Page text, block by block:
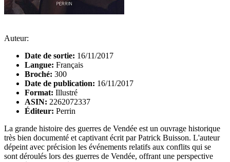
Auteur:
Date de sortie: 16/11/2017
Langue: Français
Broché: 300
Date de publication: 16/11/2017
Format: Illustré
ASIN: 2262072337
Éditeur: Perrin
La grande histoire des guerres de Vendée est un ouvrage historique
très bien documenté et captivant écrit par Patrick Buisson. L'auteur
dépeint avec précision les événements relatifs aux conflits qui se
sont déroulés lors des guerres de Vendée, offrant une perspective